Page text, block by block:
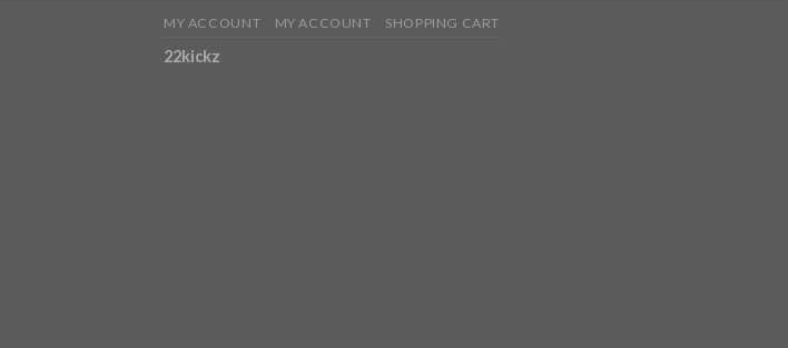
MY ACCOUNT MY ACCOUNT SHOPPING CART
22kickz